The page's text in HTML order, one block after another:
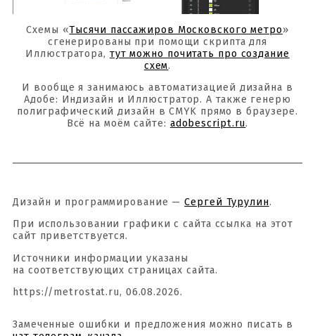
Схемы «Тысячи пассажиров Московского метро»
сгенерированы при помощи скрипта для
Иллюстратора, тут можно почитать про создание
схем.
И вообще я занимаюсь автоматизацией дизайна в
Адобе: Индизайн и Иллюстратор. А также генерю
полиграфический дизайн в CMYK прямо в браузере.
Всё на моём сайте: adobescript.ru.
Дизайн и программирование —Сергей Турулин.
При использовании графики с сайта ссылка на этот
сайт приветствуется.
Источники информации указаны
на соответствующих страницах сайта.
https://metrostat.ru, 06.08.2026.
Замеченные ошибки и предложения можно писать в